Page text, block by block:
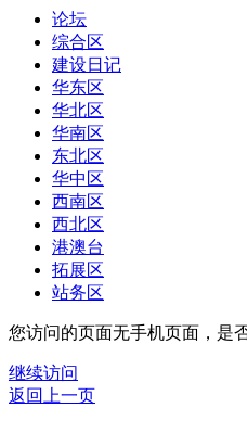
论坛
综合区
建设日记
华东区
华北区
华南区
东北区
华中区
西南区
西北区
港澳台
拓展区
站务区
您访问的页面无手机页面，是
继续访问
返回上一页